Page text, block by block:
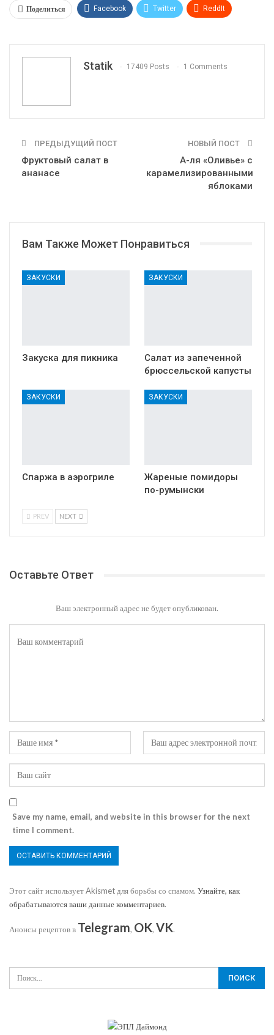
Поделиться Facebook Twitter ReddIt
Statik 17409 Posts 1 Comments
ПРЕДЫДУЩИЙ ПОСТ
Фруктовый салат в
ананасе
НОВЫЙ ПОСТ
А-ля «Оливье» с
карамелизированными
яблоками
Вам Также Может Понравиться
ЗАКУСКИ
Закуска для пикника
ЗАКУСКИ
Салат из запеченной
брюссельской капусты
ЗАКУСКИ
Спаржа в аэрогриле
ЗАКУСКИ
Жареные помидоры
по-румынски
PREV NEXT
Оставьте Ответ
Ваш электронный адрес не будет опубликован.
Save my name, email, and website in this browser for the next
time I comment.
Этот сайт использует Akismet для борьбы со спамом. Узнайте, как
обрабатываются ваши данные комментариев.
Анонсы рецептов в Telegram, OK, VK.